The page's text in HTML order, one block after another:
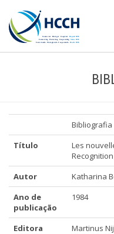
Bibliografia
Título
Les
Autor
Katharina
Ano de
publicação
1984
Editora
Martinus